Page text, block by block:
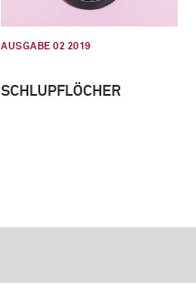
AUSGABE 02 2019
SCHLUPFLÖCHER